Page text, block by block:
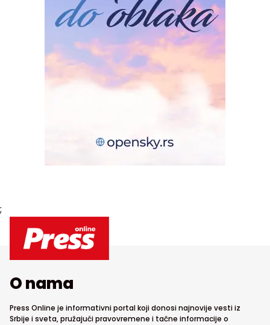
;
O nama
Press Online je informativni portal koji donosi najnovije vesti iz
Srbije i sveta, pružajući pravovremene i tačne informacije o